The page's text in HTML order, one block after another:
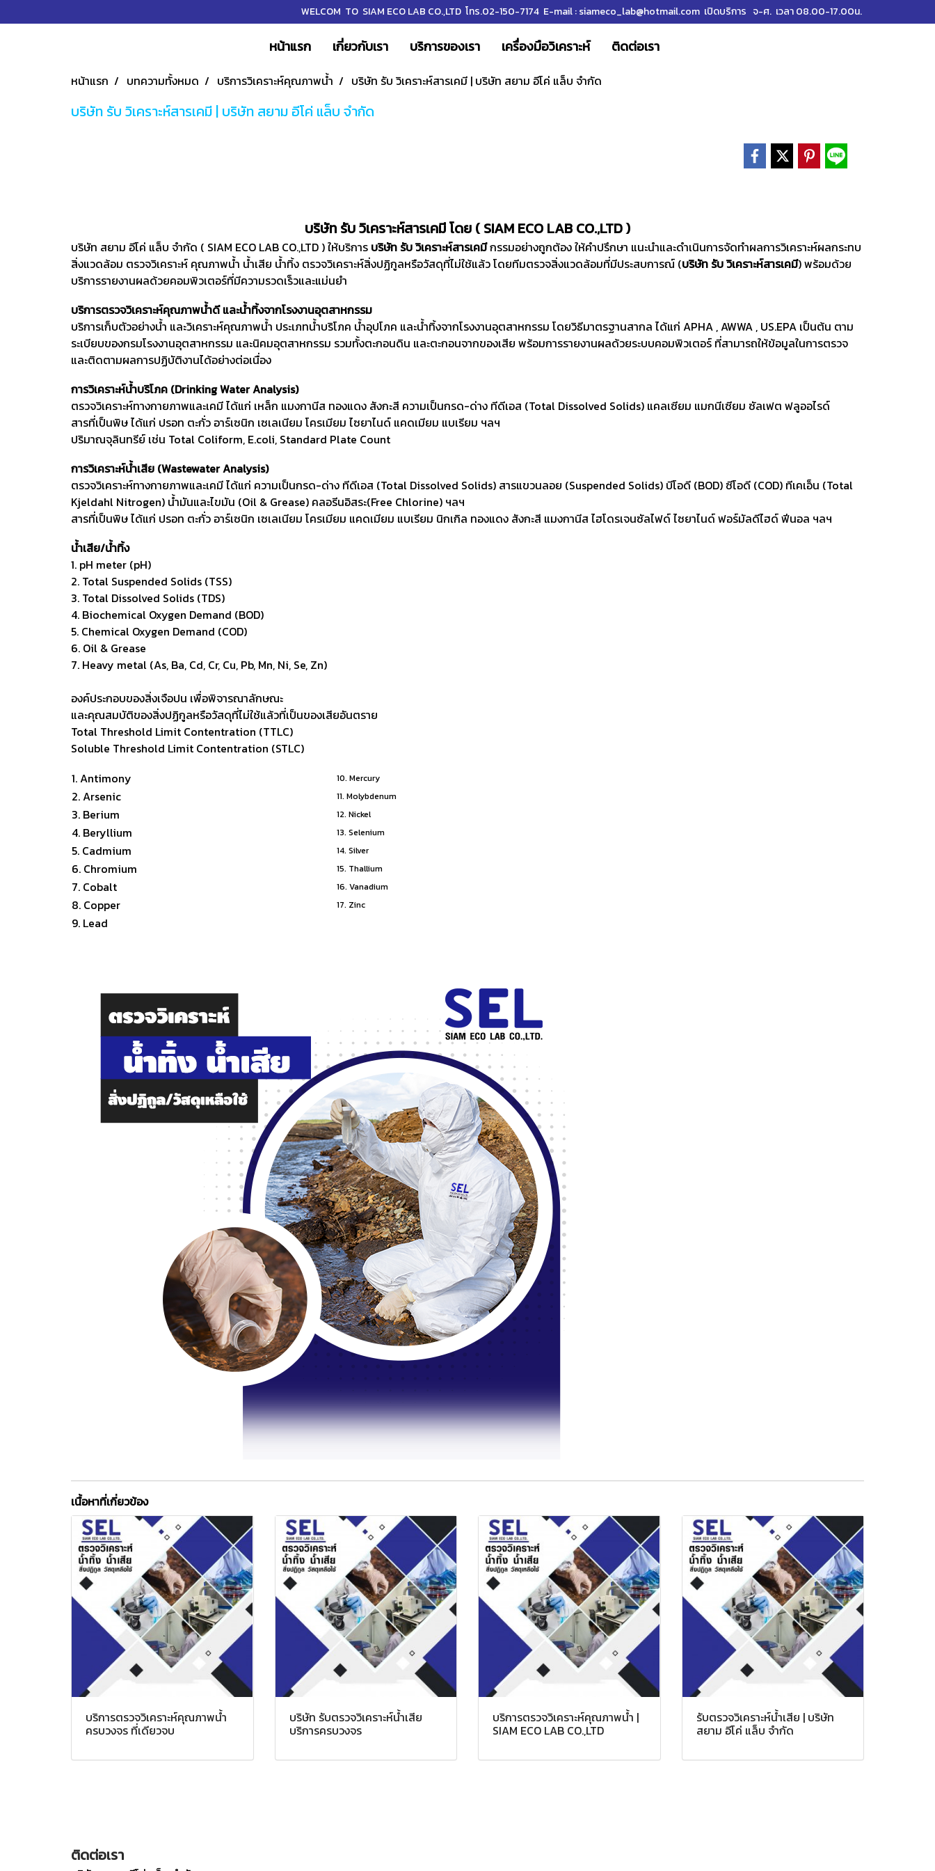
WELCOM TO SIAM ECO LAB CO.,LTD โทร.02-150-7174 E-mail : siameco_lab@hotmail.com เปิดบริการ จ-ศ. เวลา 08.00-17.00น.
หน้าแรก เกี่ยวกับเรา บริการของเรา เครื่องมือวิเคราะห์ ติดต่อเรา
หน้าแรก บทความทั้งหมด บริการวิเคราะห์คุณภาพน้ำ บริษัท รับ วิเคราะห์สารเคมี | บริษัท สยาม อีโค่ แล็บ จำกัด
บริษัท รับ วิเคราะห์สารเคมี | บริษัท สยาม อีโค่ แล็บ จำกัด
บริษัท รับ วิเคราะห์สารเคมี โดย ( SIAM ECO LAB CO.,LTD )
บริษัท สยาม อีโค่ แล็บ จำกัด ( SIAM ECO LAB CO.,LTD ) ให้บริการ บริษัท รับ วิเคราะห์สารเคมีกรรมอย่างถูกต้อง ให้คำปรึกษา แนะนำและดำเนินการจัดทำผลการวิเคราะห์ผลกระทบ
สิ่งแวดล้อม ตรวจวิเคราะห์ คุณภาพน้ำ น้ำเสีย น้ำทิ้ง ตรวจวิเคราะห์สิ่งปฏิกูลหรือวัสดุที่ไม่ใช้แล้ว โดยทีมตรวจสิ่งแวดล้อมที่มีประสบการณ์ (บริษัท รับ วิเคราะห์สารเคมี) พร้อมด้วย
บริการรายงานผลด้วยคอมพิวเตอร์ที่มีความรวดเร็วและแม่นยำ
บริการตรวจวิเคราะห์คุณภาพน้ำดี และน้ำทิ้งจากโรงงานอุตสาหกรรม
บริการเก็บตัวอย่างน้ำ และวิเคราะห์คุณภาพน้ำ ประเภทน้ำบริโภค น้ำอุปโภค และน้ำทิ้งจากโรงงานอุตสาหกรรม โดยวิธีมาตรฐานสากล ได้แก่ APHA , AWWA , US.EPA เป็นต้น ตาม
ระเบียบของกรมโรงงานอุตสาหกรรม และนิคมอุตสาหกรรม รวมทั้งตะกอนดิน และตะกอนจากของเสีย พร้อมการรายงานผลด้วยระบบคอมพิวเตอร์ ที่สามารถให้ข้อมูลในการตรวจ
และติดตามผลการปฏิบัติงานได้อย่างต่อเนื่อง
การวิเคราะห์น้ำบริโภค (Drinking Water Analysis)
ตรวจวิเคราะห์ทางกายภาพและเคมี ได้แก่ เหล็ก แมงกานีส ทองแดง สังกะสี ความเป็นกรด-ด่าง ทีดีเอส (Total Dissolved Solids) แคลเซียม แมกนีเซียม ซัลเฟต ฟลูออไรด์
สารที่เป็นพิษ ได้แก่ ปรอท ตะกั่ว อาร์เซนิก เซเลเนียม โครเมียม ไซยาไนด์ แคดเมียม แบเรียม ฯลฯ
ปริมาณจุลินทรีย์ เช่น Total Coliform, E.coli, Standard Plate Count
การวิเคราะห์น้ำเสีย (Wastewater Analysis)
ตรวจวิเคราะห์ทางกายภาพและเคมี ได้แก่ ความเป็นกรด-ด่าง ทีดีเอส (Total Dissolved Solids) สารแขวนลอย (Suspended Solids) บีโอดี (BOD) ซีโอดี (COD) ทีเคเอ็น (Total
Kjeldahl Nitrogen) น้ำมันและไขมัน (Oil & Grease) คลอรีนอิสระ(Free Chlorine) ฯลฯ
สารที่เป็นพิษ ได้แก่ ปรอท ตะกั่ว อาร์เซนิก เซเลเนียม โครเมียม แคดเมียม แบเรียม นิกเกิล ทองแดง สังกะสี แมงกานีส ไฮโดรเจนซัลไฟด์ ไซยาไนด์ ฟอร์มัลดีไฮด์ ฟีนอล ฯลฯ
น้ำเสีย/น้ำทิ้ง
1. pH meter (pH)
2. Total Suspended Solids (TSS)
3. Total Dissolved Solids (TDS)
4. Biochemical Oxygen Demand (BOD)
5. Chemical Oxygen Demand (COD)
6. Oil & Grease
7. Heavy metal (As, Ba, Cd, Cr, Cu, Pb, Mn, Ni, Se, Zn)
องค์ประกอบของสิ่งเจือปน เพื่อพิจารณาลักษณะ
และคุณสมบัติของสิ่งปฏิกูลหรือวัสดุที่ไม่ใช้แล้วที่เป็นของเสียอันตราย
Total Threshold Limit Contentration (TTLC)
Soluble Threshold Limit Contentration (STLC)
1. Antimony
10. Mercury
2. Arsenic 11. Molybdenum
3. Berium 12. Nickel
4. Beryllium 13. Selenium
5. Cadmium 14. Silver
6. Chromium 15. Thallium
7. Cobalt 16. Vanadium
8. Copper 17. Zinc
9. Lead
เนื้อหาที่เกี่ยวข้อง
บริการตรวจวิเคราะห์คุณภาพน้ำ
ครบวงจร ที่เดียวจบ
บริษัท รับตรวจวิเคราะห์น้ำเสีย
บริการครบวงจร
บริการตรวจวิเคราะห์คุณภาพน้ำ |
SIAM ECO LAB CO.,LTD
รับตรวจวิเคราะห์น้ำเสีย | บริษัท
สยาม อีโค่ แล็บ จำกัด
ติดต่อเรา